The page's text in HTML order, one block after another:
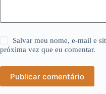
Salvar meu nome, e-mail e
próxima vez que eu comentar.
Publicar comentário